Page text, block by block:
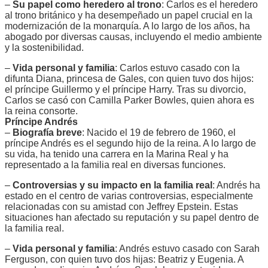
– Su papel como heredero al trono: Carlos es el heredero
al trono británico y ha desempeñado un papel crucial en la
modernización de la monarquía. A lo largo de los años, ha
abogado por diversas causas, incluyendo el medio ambiente
y la sostenibilidad.
– Vida personal y familia: Carlos estuvo casado con la
difunta Diana, princesa de Gales, con quien tuvo dos hijos:
el príncipe Guillermo y el príncipe Harry. Tras su divorcio,
Carlos se casó con Camilla Parker Bowles, quien ahora es
la reina consorte.
Príncipe Andrés
– Biografía breve: Nacido el 19 de febrero de 1960, el
príncipe Andrés es el segundo hijo de la reina. A lo largo de
su vida, ha tenido una carrera en la Marina Real y ha
representado a la familia real en diversas funciones.
– Controversias y su impacto en la familia real : Andrés ha
estado en el centro de varias controversias, especialmente
relacionadas con su amistad con Jeffrey Epstein. Estas
situaciones han afectado su reputación y su papel dentro de
la familia real.
– Vida personal y familia: Andrés estuvo casado con Sarah
Ferguson, con quien tuvo dos hijas: Beatriz y Eugenia. A